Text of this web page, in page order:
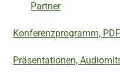
Partner
Konferenzprogramm, PDF
Präsentationen,